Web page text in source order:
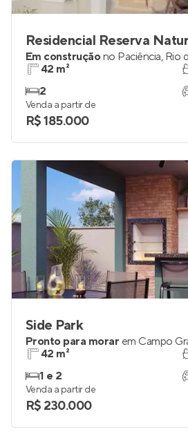
Residencial Reserva
Em construçãono Paciência, Rio
42 m²
2
Venda a partir de
R$ 185.000
Side Park
Pronto para morar em Campo
42 m²
1 e 2
Venda a partir de
R$ 230.000